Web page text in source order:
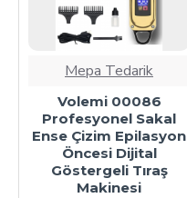
Mepa Tedarik
Volemi 00086
Profesyonel Sakal
Ense Çizim Epilasyon
Öncesi Dijital
Göstergeli Tıraş
Makinesi